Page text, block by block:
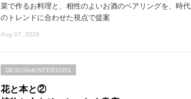
菜で作るお料理と、相性のよいお酒のペアリングを、時代
のトレンドに合わせた視点で提案
Aug 07, 2026
花と本と②
DESIGN&INTERIORS